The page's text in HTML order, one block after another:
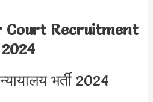
Court Recruitment
2024
भर्ती 2024